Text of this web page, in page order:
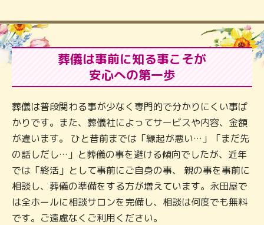
葬儀は事前に知る事こそが
安心への第一歩
葬儀は普段関わる事が少なく専門的で分かりにくい事ば
かりです。また、葬儀社によってサービスや内容、金額
が違います。 ひと昔前までは「縁起が悪い…」「まだ先
の話しだし…」と葬儀の事を避ける傾向でしたが、近年
では「終活」として事前にご自身の事、 親の事を事前に
相談し、葬儀の準備をする方が増えています。永田屋で
は全ホールに相談サロンを完備し、相談は何度でも無料
です。ご遠慮なくご利用ください。